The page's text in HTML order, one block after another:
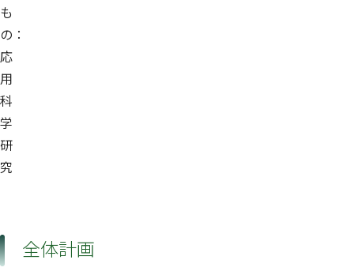
も
の：
応
用
科
学
研
究
全体計画